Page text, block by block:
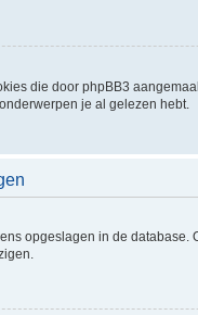
die door phpBB3
je al gelezen hebt.
opgeslagen in de database.